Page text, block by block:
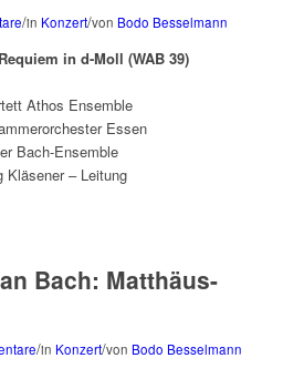
/in Konzert/von Bodo Besselmann
in d-Moll (WAB 39)
Athos Ensemble
Essen
Bach-Ensemble
Kläsener – Leitung
Bach: Matthäus-
/in Konzert/von Bodo Besselmann